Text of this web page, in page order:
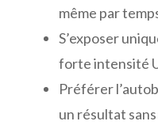
même par
S’exposer
forte intensité
Préférer
un résultat